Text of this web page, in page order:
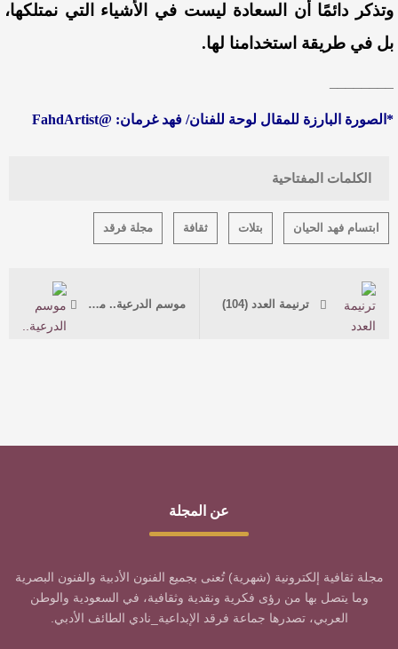
وتذكر دائمًا أن السعادة ليست في الأشياء التي نمتلكها،
بل في طريقة استخدامنا لها.
*الصورة البارزة للمقال لوحة للفنان/ فهد غرمان: @FahdArtist
الكلمات المفتاحية
ابتسام فهد الحيان بتلات ثقافة مجلة فرقد
ترنيمة العدد (104) موسم الدرعية.. مساحات لتذوق الماضي
عن المجلة
مجلة ثقافية إلكترونية (شهرية) تُعنى بجميع الفنون الأدبية والفنون البصرية
وما يتصل بها من رؤى فكرية ونقدية وثقافية، في السعودية والوطن
العربي، تصدرها جماعة فرقد الإبداعية_نادي الطائف الأدبي.